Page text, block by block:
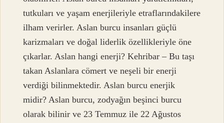
tutkuları ve yaşam enerjileriyle etraflarındakilere
ilham verirler. Aslan burcu insanları güçlü
karizmaları ve doğal liderlik özellikleriyle öne
çıkarlar. Aslan hangi enerji? Kehribar – Bu taşı
takan Aslanlara cömert ve neşeli bir enerji
verdiği bilinmektedir. Aslan burcu enerjik
midir? Aslan burcu, zodyağın beşinci burcu
olarak bilinir ve 23 Temmuz ile 22 Ağustos